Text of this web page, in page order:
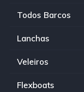
Todos Barcos
Lanchas
Veleiros
Flexboats